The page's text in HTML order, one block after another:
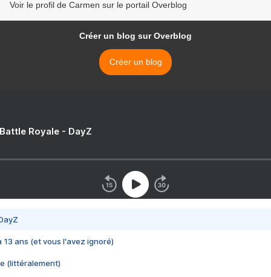
Voir le profil de Carmen sur le portail Overblog
Créer un blog sur Overblog
Créer un blog
Royale - DayZ
13 ans (et vous l'avez ignoré)
(littéralement)